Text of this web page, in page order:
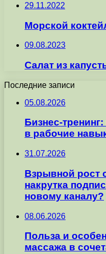
29.11.2022
Морской
09.08.2023
Салат из
Последние записи
05.08.2026
Бизнес-
в рабочие
31.07.2026
Взрывной рост
накрутка
новому каналу?
08.06.2026
Польза и
массажа в